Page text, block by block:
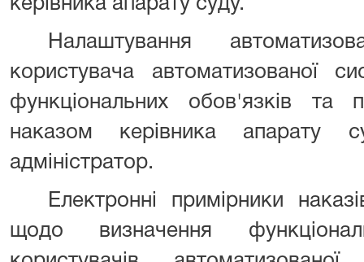
керівника апарату суду.
Налаштування
користувача автоматизованої
функціональних обов'язків та
наказом керівника апарату
адміністратор.
Електронні примірники
щодо визначення